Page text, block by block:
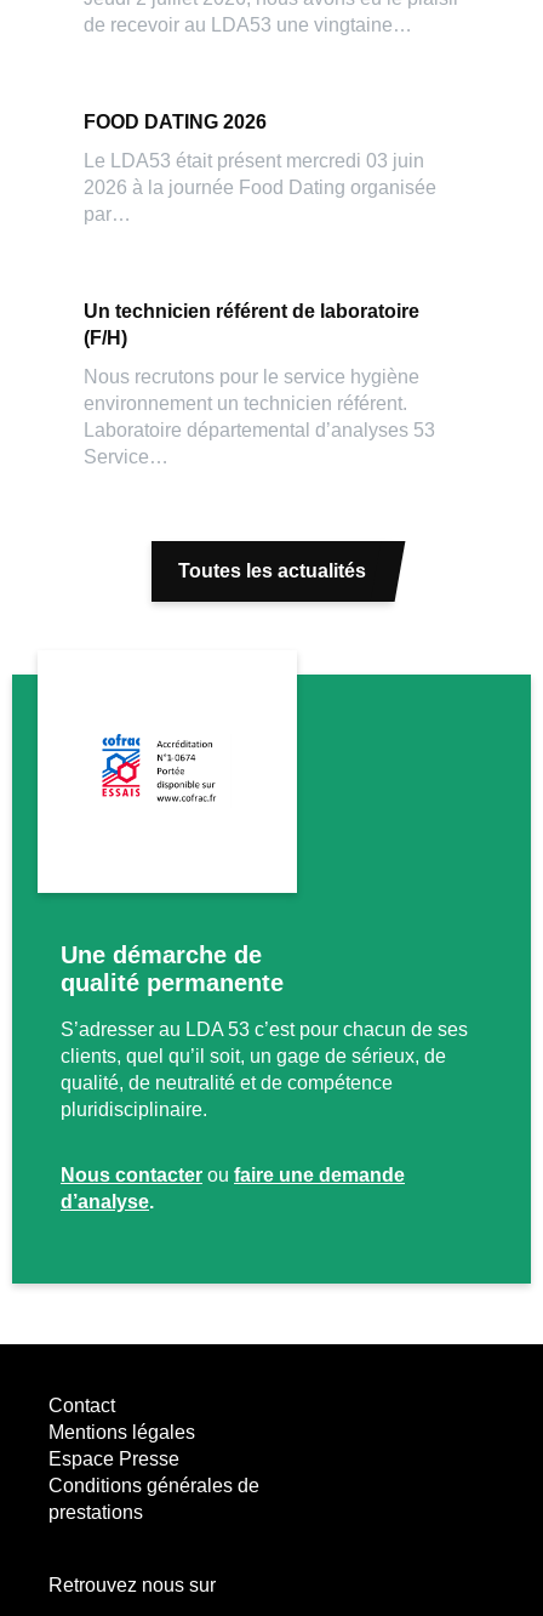
de recevoir au LDA53 une vingtaine…
FOOD DATING 2026
Le LDA53 était présent mercredi 03 juin
2026 à la journée Food Dating organisée
par…
Un technicien référent de laboratoire
(F/H)
Nous recrutons pour le service hygiène
environnement un technicien référent.
Laboratoire départemental d’analyses 53
Service…
Toutes les actualités
Une démarche de
qualité permanente
S’adresser au LDA 53 c’est pour chacun de ses
clients, quel qu’il soit, un gage de sérieux, de
qualité, de neutralité et de compétence
pluridisciplinaire.
Nous contacter ou faire une demande
d’analyse.
Contact
Mentions légales
Espace Presse
Conditions générales de
prestations
Retrouvez nous surles